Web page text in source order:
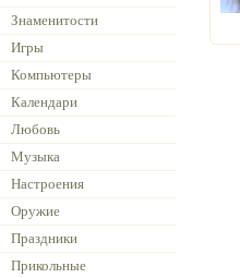
Знаменитости
Игры
Компьютеры
Календари
Любовь
Музыка
Настроения
Оружие
Праздники
Прикольные